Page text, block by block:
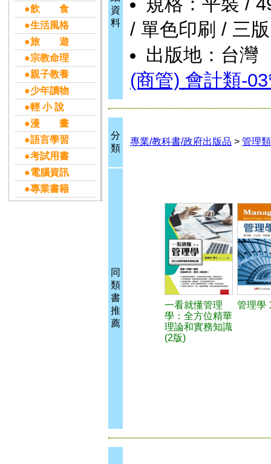
●飲 食
●生活風格
●旅 遊
●宗教命理
●親子教養
●少年讀物
●輕 小 說
●漫 畫
●語言學習
●考試用書
●電腦資訊
●專業書籍
資
料
/ 單色印刷 / 三版
出版地：台灣
(商管) 會計類-
分
類
專業/教科書/政府出版品 > 管理類
同
類
書
推
薦
一看就懂管理
學：全方位精華
理論和實務知識
(2版)
管理學